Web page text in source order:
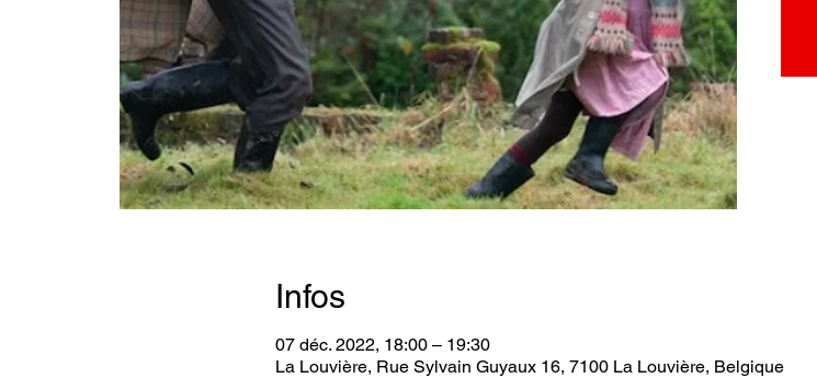
Infos
07 déc. 2022, 18:00 – 19:30
La Louvière, Rue Sylvain Guyaux 16, 7100 La Louvière, Belgique